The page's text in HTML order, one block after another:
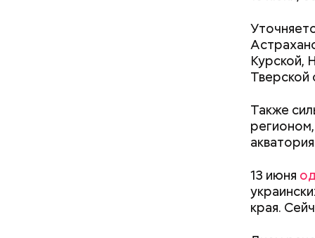
Курской,
Тверской
Также
13 июня
края.
деньги
счетами.
Кто